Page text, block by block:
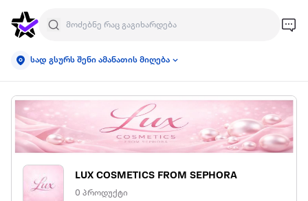
სად გსურს შენი ამანათის მიღება
LUX COSMETICS FROM SEPHORA
0 პროდუქტი